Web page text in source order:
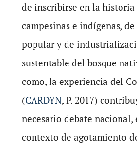
de inscribirse en la historia
campesinas e indígenas,
popular y de
sustentable del bosque
como, la experiencia del
(CARDYN, P. 2017)
necesario debate nacional,
contexto de agotamiento